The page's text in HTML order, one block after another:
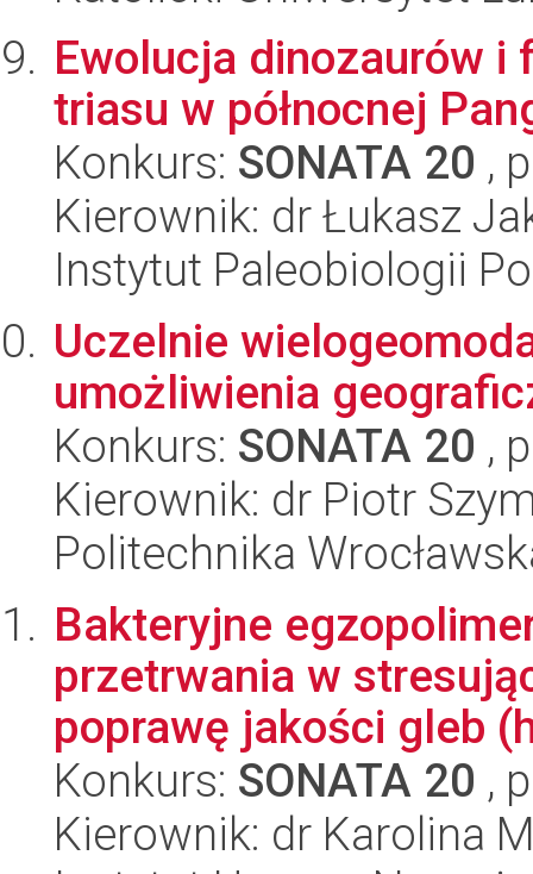
Ewolucja dinozaurów i
triasu w północnej
Konkurs: SONATA 20 ,
Kierownik: dr Łukasz
Instytut Paleobiologii
Uczelnie
umożliwienia
Konkurs: SONATA 20 ,
Kierownik: dr Piotr
Politechnika
Bakteryjne
przetrwania w
poprawę jakości gleb
Konkurs: SONATA 20 ,
Kierownik: dr Karolina